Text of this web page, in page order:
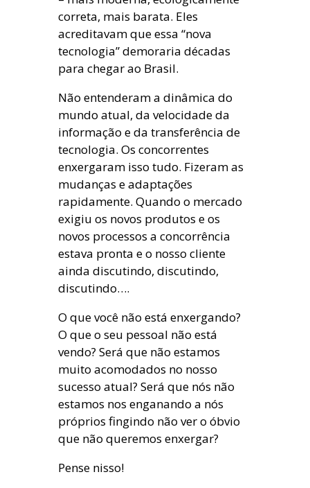
correta, mais barata. Eles
acreditavam que essa “nova
tecnologia” demoraria décadas
para chegar ao Brasil.
Não entenderam a dinâmica do
mundo atual, da velocidade da
informação e da transferência de
tecnologia. Os concorrentes
enxergaram isso tudo. Fizeram as
mudanças e adaptações
rapidamente. Quando o mercado
exigiu os novos produtos e os
novos processos a concorrência
estava pronta e o nosso cliente
ainda discutindo, discutindo,
discutindo….
O que você não está enxergando?
O que o seu pessoal não está
vendo? Será que não estamos
muito acomodados no nosso
sucesso atual? Será que nós não
estamos nos enganando a nós
próprios fingindo não ver o óbvio
que não queremos enxergar?
Pense nisso!